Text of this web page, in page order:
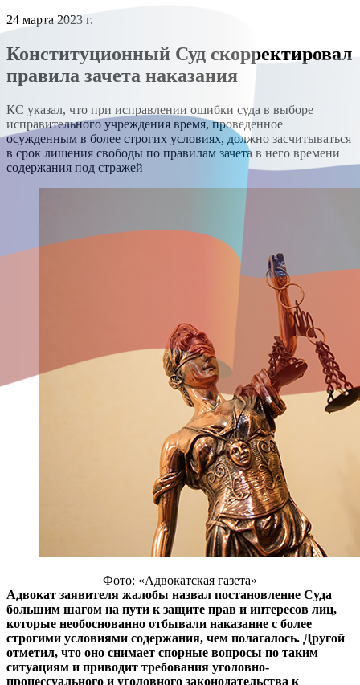
24 марта 2023 г.
Конституционный Суд скорректировал
правила зачета наказания
КС указал, что при исправлении ошибки суда в выборе
исправительного учреждения время, проведенное
осужденным в более строгих условиях, должно засчитываться
в срок лишения свободы по правилам зачета в него времени
содержания под стражей
Фото: «Адвокатская газета»
Адвокат заявителя жалобы назвал постановление Суда
большим шагом на пути к защите прав и интересов лиц,
которые необоснованно отбывали наказание с более
строгими условиями содержания, чем полагалось. Другой
отметил, что оно снимает спорные вопросы по таким
ситуациям и приводит требования уголовно-
процессуального и уголовного законодательства к